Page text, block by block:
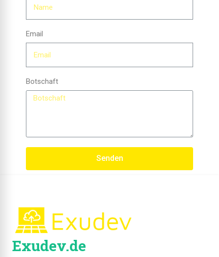
Email
Botschaft
Senden
Exudev.de